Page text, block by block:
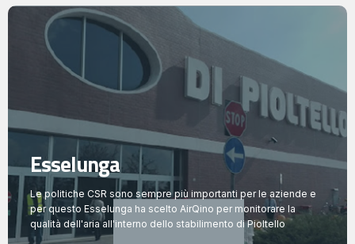
Esselunga
Le politiche CSR sono sempre più importanti per le aziende e
per questo Esselunga ha scelto AirQino per monitorare la
qualità dell'aria all'interno dello stabilimento di Pioltello